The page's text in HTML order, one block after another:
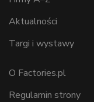
Aktualności
Targi i wystawy
O Factories.pl
Regulamin strony